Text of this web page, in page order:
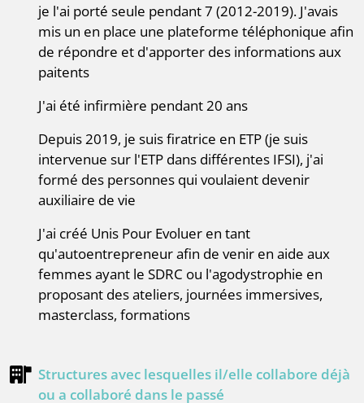
je l'ai porté seule pendant 7 (2012-2019). J'avais
mis un en place une plateforme téléphonique afin
de répondre et d'apporter des informations aux
paitents
J'ai été infirmière pendant 20 ans
Depuis 2019, je suis firatrice en ETP (je suis
intervenue sur l'ETP dans différentes IFSI), j'ai
formé des personnes qui voulaient devenir
auxiliaire de vie
J'ai créé Unis Pour Evoluer en tant
qu'autoentrepreneur afin de venir en aide aux
femmes ayant le SDRC ou l'agodystrophie en
proposant des ateliers, journées immersives,
masterclass, formations
Structures avec lesquelles il/elle collabore déjà
ou a collaboré dans le passé